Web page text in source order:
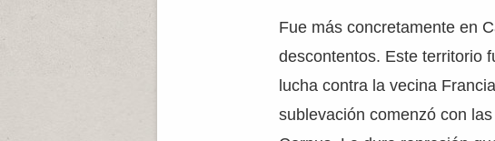
Fue más concretamente en
descontentos. Este territorio
lucha contra la vecina
sublevación comenzó con